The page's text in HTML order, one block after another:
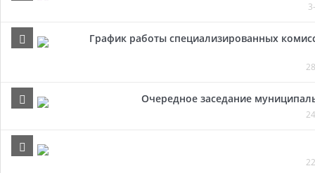
График работы специализированных
Очередное заседание